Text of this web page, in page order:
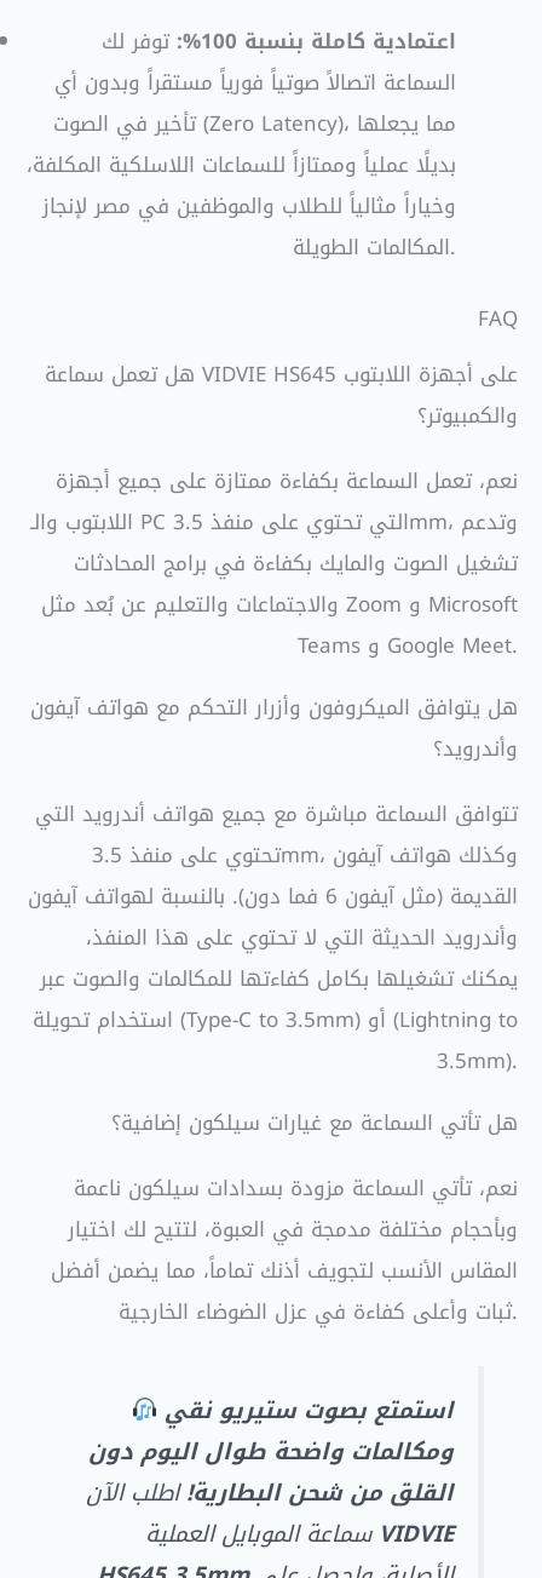
اعتمادية كاملة بنسبة 100%:
توفر لك
السماعة اتصالاً صوتياً فورياً مستقراً وبدون أي
تأخير في الصوت (Zero Latency)، مما يجعلها
بديلًا عملياً وممتازاً للسماعات اللاسلكية المكلفة،
وخياراً مثالياً للطلاب والموظفين في مصر لإنجاز
المكالمات الطويلة.
FAQ
هل تعمل سماعة VIDVIE HS645 على أجهزة اللابتوب
والكمبيوتر؟
نعم، تعمل السماعة بكفاءة ممتازة على جميع أجهزة
اللابتوب والـ PC التي تحتوي على منفذ 3.5mm، وتدعم
تشغيل الصوت والمايك بكفاءة في برامج المحادثات
والاجتماعات والتعليم عن بُعد مثل Zoom و Microsoft
Teams و Google Meet.
هل يتوافق الميكروفون وأزرار التحكم مع هواتف آيفون
وأندرويد؟
تتوافق السماعة مباشرة مع جميع هواتف أندرويد التي
تحتوي على منفذ 3.5mm، وكذلك هواتف آيفون
القديمة (مثل آيفون 6 فما دون). بالنسبة لهواتف آيفون
وأندرويد الحديثة التي لا تحتوي على هذا المنفذ،
يمكنك تشغيلها بكامل كفاءتها للمكالمات والصوت عبر
استخدام تحويلة (Type-C to 3.5mm) أو (Lightning to
3.5mm).
هل تأتي السماعة مع غيارات سيلكون إضافية؟
نعم، تأتي السماعة مزودة بسدادات سيلكون ناعمة
وبأحجام مختلفة مدمجة في العبوة، لتتيح لك اختيار
المقاس الأنسب لتجويف أذنك تماماً، مما يضمن أفضل
ثبات وأعلى كفاءة في عزل الضوضاء الخارجية.
استمتع بصوت ستيريو نقي
ومكالمات واضحة طوال اليوم دون
القلق من شحن البطارية!اطلب الآن
VIDVIE